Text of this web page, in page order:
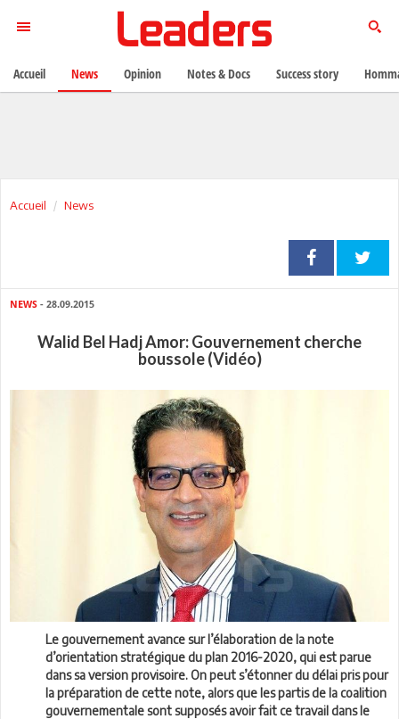
Accueil News
NEWS - 28.09.2015
Walid Bel Hadj Amor: Gouvernement cherche
boussole (Vidéo)
Le gouvernement avance sur l’élaboration de la note
d’orientation stratégique du plan 2016-2020, qui est parue
dans sa version provisoire. On peut s’étonner du délai pris pour
la préparation de cette note, alors que les partis de la coalition
gouvernementale sont supposés avoir fait ce travail dans le
Accueil News Opinion Notes & Docs Success story